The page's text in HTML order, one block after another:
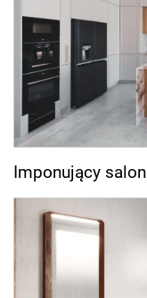
Imponujący